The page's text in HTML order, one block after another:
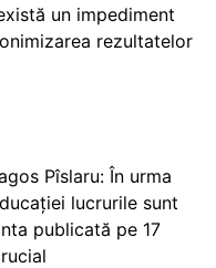
un impediment
rezultatelor
Pîslaru: În urma
lucrurile sunt
publicată pe 17